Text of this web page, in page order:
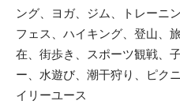
ング、ヨガ、ジム、トレーニ
フェス、ハイキング、登山、
在、街歩き、スポーツ観戦、
ー、水遊び、潮干狩り、ピク
イリーユース